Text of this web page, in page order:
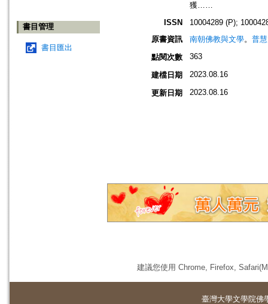
書目管理
書目匯出
獲……
ISSN
10004289 (P);
原書資訊
南朝佛教與文學。 普
點閱次數
363
建檔日期 2023.08.16
更新日期 2023.08.16
建議您使用 Chrome, Firefox,
臺灣大學文學院佛